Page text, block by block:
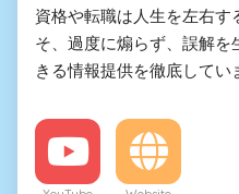
資格や転職は人生を左右す
そ、過度に煽らず、誤解
きる情報提供を徹底してい